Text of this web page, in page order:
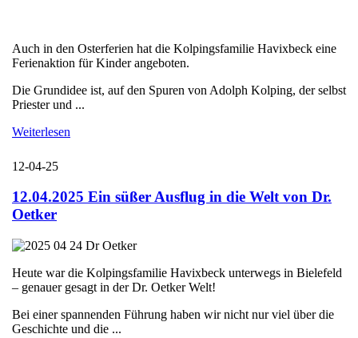
Auch in den Osterferien hat die Kolpingsfamilie Havixbeck eine
Ferienaktion für Kinder angeboten.
Die Grundidee ist, auf den Spuren von Adolph Kolping, der selbst
Priester und ...
Weiterlesen
12-04-25
12.04.2025 Ein süßer Ausflug in die Welt von Dr.
Oetker
Heute war die Kolpingsfamilie Havixbeck unterwegs in Bielefeld
– genauer gesagt in der Dr. Oetker Welt!
Bei einer spannenden Führung haben wir nicht nur viel über die
Geschichte und die ...